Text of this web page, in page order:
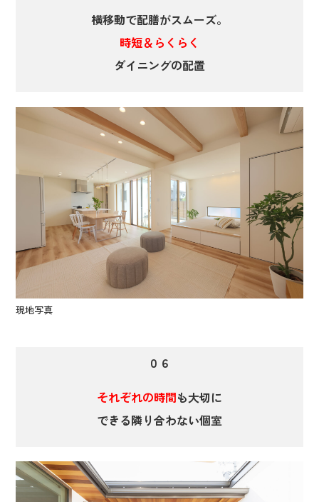
横移動で配膳がスムーズ。
時短＆らくらく
ダイニングの配置
現地写真
０６
それぞれの時間も大切に
できる隣り合わない個室